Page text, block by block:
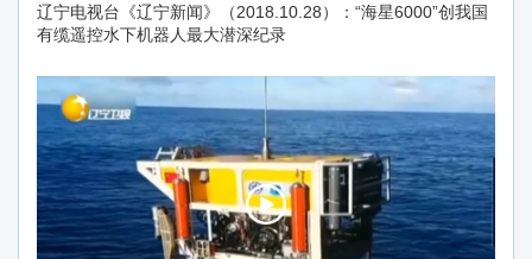
辽宁电视台《辽宁新闻》（2018.10.28）：“海星6000”创我国
有缆遥控水下机器人最大潜深纪录